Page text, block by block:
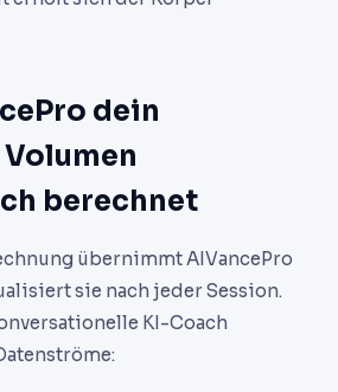
dein
berechnet
übernimmt AIVancePro
sie nach jeder Session.
KI-Coach